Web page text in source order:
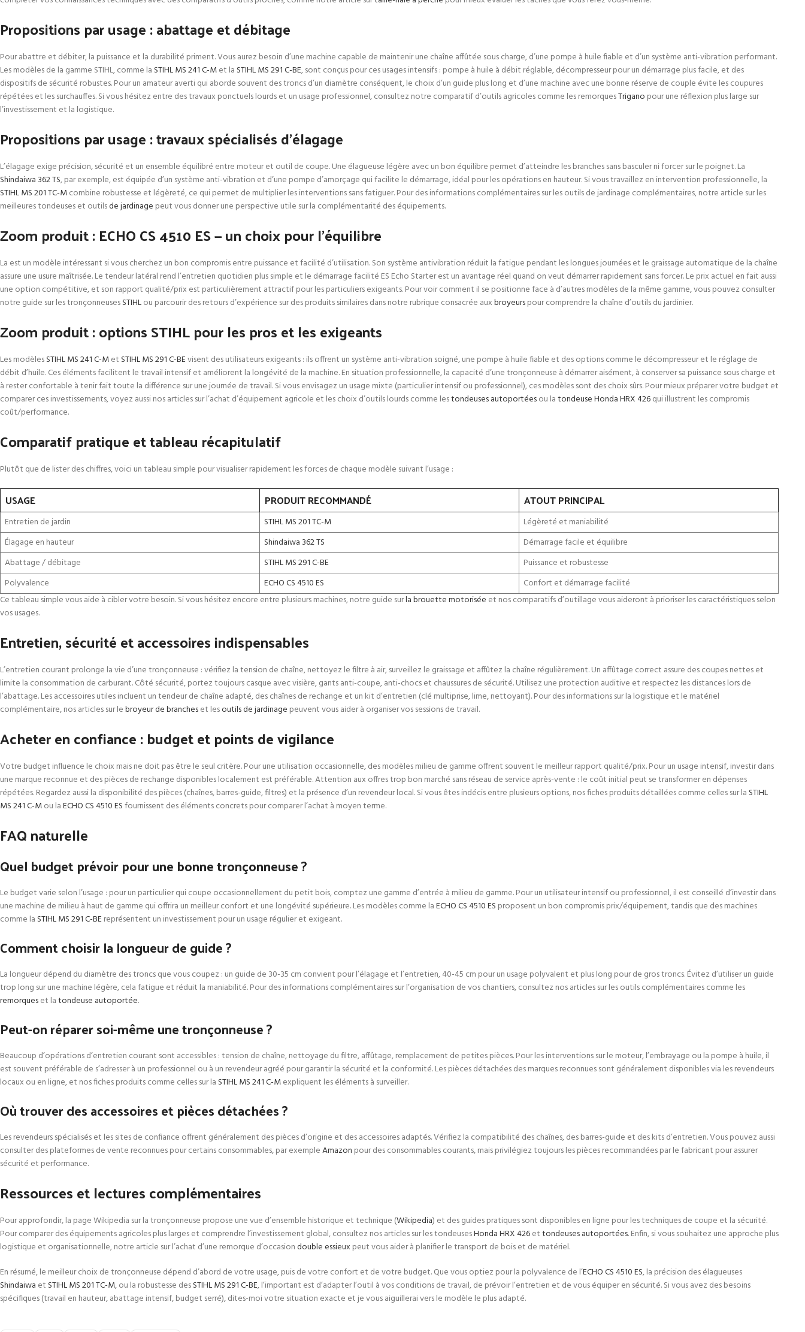
Propositions par usage : abattage et débitage
Pour abattre et débiter, la puissance et la durabilité priment. Vous aurez besoin d’une machine capable de maintenir une chaîne affûtée sous charge, d’une pompe à huile fiable et d’un système anti-vibration performant.
Les modèles de la gamme STIHL, comme la STIHL MS 241 C-Met la STIHL MS 291 C-BE, sont conçus pour ces usages intensifs : pompe à huile à débit réglable, décompresseur pour un démarrage plus facile, et des
dispositifs de sécurité robustes. Pour un amateur averti qui aborde souvent des troncs d’un diamètre conséquent, le choix d’un guide plus long et d’une machine avec une bonne réserve de couple évite les coupures
répétées et les surchauffes. Si vous hésitez entre des travaux ponctuels lourds et un usage professionnel, consultez notre comparatif d’outils agricoles comme les remorquesTrigano pour une réflexion plus large sur
l’investissement et la logistique.
Propositions par usage : travaux spécialisés d’élagage
L’élagage exige précision, sécurité et un ensemble équilibré entre moteur et outil de coupe. Une élagueuse légère avec un bon équilibre permet d’atteindre les branches sans basculer ni forcer sur le poignet. La
Shindaiwa 362 TS, par exemple, est équipée d’un système anti-vibration et d’une pompe d’amorçage qui facilite le démarrage, idéal pour les opérations en hauteur. Si vous travaillez en intervention professionnelle, la
STIHL MS 201 TC-Mcombine robustesse et légèreté, ce qui permet de multiplier les interventions sans fatiguer. Pour des informations complémentaires sur les outils de jardinage complémentaires, notre article sur les
meilleures tondeuses et outilsde jardinage peut vous donner une perspective utile sur la complémentarité des équipements.
Zoom produit : ECHO CS 4510 ES — un choix pour l’équilibre
La est un modèle intéressant si vous cherchez un bon compromis entre puissance et facilité d’utilisation. Son système antivibration réduit la fatigue pendant les longues journées et le graissage automatique de la chaîne
assure une usure maîtrisée. Le tendeur latéral rend l’entretien quotidien plus simple et le démarrage facilité ES Echo Starter est un avantage réel quand on veut démarrer rapidement sans forcer. Le prix actuel en fait aussi
une option compétitive, et son rapport qualité/prix est particulièrement attractif pour les particuliers exigeants. Pour voir comment il se positionne face à d’autres modèles de la même gamme, vous pouvez consulter
notre guide sur les tronçonneusesSTIHLou parcourir des retours d’expérience sur des produits similaires dans notre rubrique consacrée auxbroyeurspour comprendre la chaîne d’outils du jardinier.
Zoom produit : options STIHL pour les pros et les exigeants
Les modèlesSTIHL MS 241 C-Met STIHL MS 291 C-BEvisent des utilisateurs exigeants : ils offrent un système anti-vibration soigné, une pompe à huile fiable et des options comme le décompresseur et le réglage de
débit d’huile. Ces éléments facilitent le travail intensif et améliorent la longévité de la machine. En situation professionnelle, la capacité d’une tronçonneuse à démarrer aisément, à conserver sa puissance sous charge et
à rester confortable à tenir fait toute la différence sur une journée de travail. Si vous envisagez un usage mixte (particulier intensif ou professionnel), ces modèles sont des choix sûrs. Pour mieux préparer votre budget et
comparer ces investissements, voyez aussi nos articles sur l’achat d’équipement agricole et les choix d’outils lourds comme lestondeuses autoportéesou latondeuse Honda HRX 426qui illustrent les compromis
coût/performance.
Comparatif pratique et tableau récapitulatif
Plutôt que de lister des chiffres, voici un tableau simple pour visualiser rapidement les forces de chaque modèle suivant l’usage :
USAGE PRODUIT RECOMMANDÉ ATOUT PRINCIPAL
Entretien de jardin STIHL MS 201 TC-M
Légèreté et maniabilité
Élagage en hauteur
Shindaiwa 362 TS
Démarrage facile et équilibre
Abattage / débitage
STIHL MS 291 C-BE
Puissance et robustesse
Polyvalence
ECHO CS 4510 ES
Confort et démarrage facilité
Ce tableau simple vous aide à cibler votre besoin. Si vous hésitez encore entre plusieurs machines, notre guide surla brouette motorisée et nos comparatifs d’outillage vous aideront à prioriser les caractéristiques selon
vos usages.
Entretien, sécurité et accessoires indispensables
L’entretien courant prolonge la vie d’une tronçonneuse : vérifiez la tension de chaîne, nettoyez le filtre à air, surveillez le graissage et affûtez la chaîne régulièrement. Un affûtage correct assure des coupes nettes et
limite la consommation de carburant. Côté sécurité, portez toujours casque avec visière, gants anti-coupe, anti-chocs et chaussures de sécurité. Utilisez une protection auditive et respectez les distances lors de
l’abattage. Les accessoires utiles incluent un tendeur de chaîne adapté, des chaînes de rechange et un kit d’entretien (clé multiprise, lime, nettoyant). Pour des informations sur la logistique et le matériel
complémentaire, nos articles sur lebroyeur de brancheset lesoutils de jardinage peuvent vous aider à organiser vos sessions de travail.
Acheter en confiance : budget et points de vigilance
Votre budget influence le choix mais ne doit pas être le seul critère. Pour une utilisation occasionnelle, des modèles milieu de gamme offrent souvent le meilleur rapport qualité/prix. Pour un usage intensif, investir dans
une marque reconnue et des pièces de rechange disponibles localement est préférable. Attention aux offres trop bon marché sans réseau de service après-vente : le coût initial peut se transformer en dépenses
répétées. Regardez aussi la disponibilité des pièces (chaînes, barres-guide, filtres) et la présence d’un revendeur local. Si vous êtes indécis entre plusieurs options, nos fiches produits détaillées comme celles sur la STIHL
MS 241 C-Mou laECHO CS 4510 ESfournissent des éléments concrets pour comparer l’achat à moyen terme.
FAQ naturelle
Quel budget prévoir pour une bonne tronçonneuse ?
Le budget varie selon l’usage : pour un particulier qui coupe occasionnellement du petit bois, comptez une gamme d’entrée à milieu de gamme. Pour un utilisateur intensif ou professionnel, il est conseillé d’investir dans
une machine de milieu à haut de gamme qui offrira un meilleur confort et une longévité supérieure. Les modèles comme laECHO CS 4510 ES proposent un bon compromis prix/équipement, tandis que des machines
comme la STIHL MS 291 C-BE représentent un investissement pour un usage régulier et exigeant.
Comment choisir la longueur de guide ?
La longueur dépend du diamètre des troncs que vous coupez : un guide de 30-35 cm convient pour l’élagage et l’entretien, 40-45 cm pour un usage polyvalent et plus long pour de gros troncs. Évitez d’utiliser un guide
trop long sur une machine légère, cela fatigue et réduit la maniabilité. Pour des informations complémentaires sur l’organisation de vos chantiers, consultez nos articles sur les outils complémentaires comme les
remorqueset latondeuse autoportée.
Peut-on réparer soi-même une tronçonneuse ?
Beaucoup d’opérations d’entretien courant sont accessibles : tension de chaîne, nettoyage du filtre, affûtage, remplacement de petites pièces. Pour les interventions sur le moteur, l’embrayage ou la pompe à huile, il
est souvent préférable de s’adresser à un professionnel ou à un revendeur agréé pour garantir la sécurité et la conformité. Les pièces détachées des marques reconnues sont généralement disponibles via les revendeurs
locaux ou en ligne, et nos fiches produits comme celles sur la STIHL MS 241 C-Mexpliquent les éléments à surveiller.
Où trouver des accessoires et pièces détachées ?
Les revendeurs spécialisés et les sites de confiance offrent généralement des pièces d’origine et des accessoires adaptés. Vérifiez la compatibilité des chaînes, des barres-guide et des kits d’entretien. Vous pouvez aussi
consulter des plateformes de vente reconnues pour certains consommables, par exempleAmazon pour des consommables courants, mais privilégiez toujours les pièces recommandées par le fabricant pour assurer
sécurité et performance.
Ressources et lectures complémentaires
Pour approfondir, la page Wikipedia sur la tronçonneuse propose une vue d’ensemble historique et technique (Wikipedia) et des guides pratiques sont disponibles en ligne pour les techniques de coupe et la sécurité.
Pour comparer des équipements agricoles plus larges et comprendre l’investissement global, consultez nos articles sur les tondeusesHonda HRX 426ettondeuses autoportées. Enfin, si vous souhaitez une approche plus
logistique et organisationnelle, notre article sur l’achat d’une remorque d’occasiondouble essieux peut vous aider à planifier le transport de bois et de matériel.
En résumé, le meilleur choix de tronçonneuse dépend d’abord de votre usage, puis de votre confort et de votre budget. Que vous optiez pour la polyvalence de l’ECHO CS 4510 ES, la précision des élagueuses
Shindaiwa et STIHL MS 201 TC-M, ou la robustesse desSTIHL MS 291 C-BE, l’important est d’adapter l’outil à vos conditions de travail, de prévoir l’entretien et de vous équiper en sécurité. Si vous avez des besoins
spécifiques (travail en hauteur, abattage intensif, budget serré), dites-moi votre situation exacte et je vous aiguillerai vers le modèle le plus adapté.